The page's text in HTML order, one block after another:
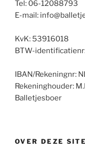
Tel: 06-12088793
E-mail:
KvK: 53916018
BTW-
IBAN/Rekeningnr:
Rekeninghouder:
Balletjesboer
OVER DEZE SITE